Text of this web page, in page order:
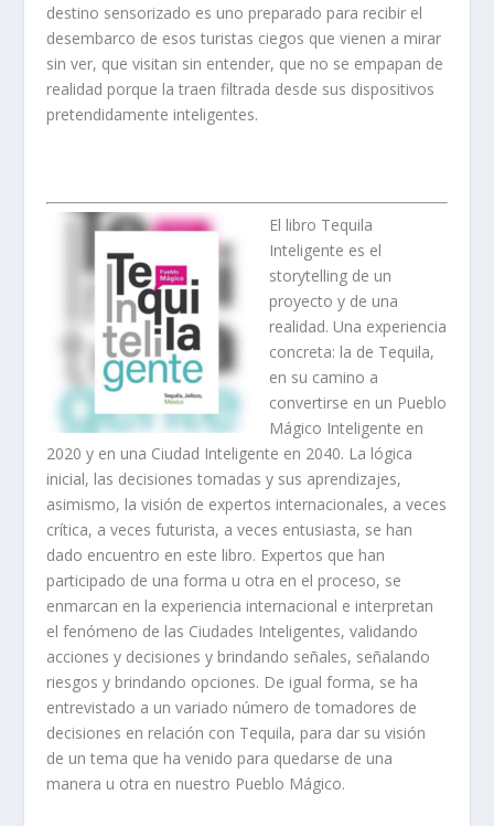
destino sensorizado es uno preparado para recibir el
desembarco de esos turistas ciegos que vienen a mirar
sin ver, que visitan sin entender, que no se empapan de
realidad porque la traen filtrada desde sus dispositivos
pretendidamente inteligentes.
El libro Tequila
Inteligente es el
storytelling de un
proyecto y de una
realidad. Una experiencia
concreta: la de Tequila,
en su camino a
convertirse en un Pueblo
Mágico Inteligente en
2020 y en una Ciudad Inteligente en 2040. La lógica
inicial, las decisiones tomadas y sus aprendizajes,
asimismo, la visión de expertos internacionales, a veces
crítica, a veces futurista, a veces entusiasta, se han
dado encuentro en este libro. Expertos que han
participado de una forma u otra en el proceso, se
enmarcan en la experiencia internacional e interpretan
el fenómeno de las Ciudades Inteligentes, validando
acciones y decisiones y brindando señales, señalando
riesgos y brindando opciones. De igual forma, se ha
entrevistado a un variado número de tomadores de
decisiones en relación con Tequila, para dar su visión
de un tema que ha venido para quedarse de una
manera u otra en nuestro Pueblo Mágico.